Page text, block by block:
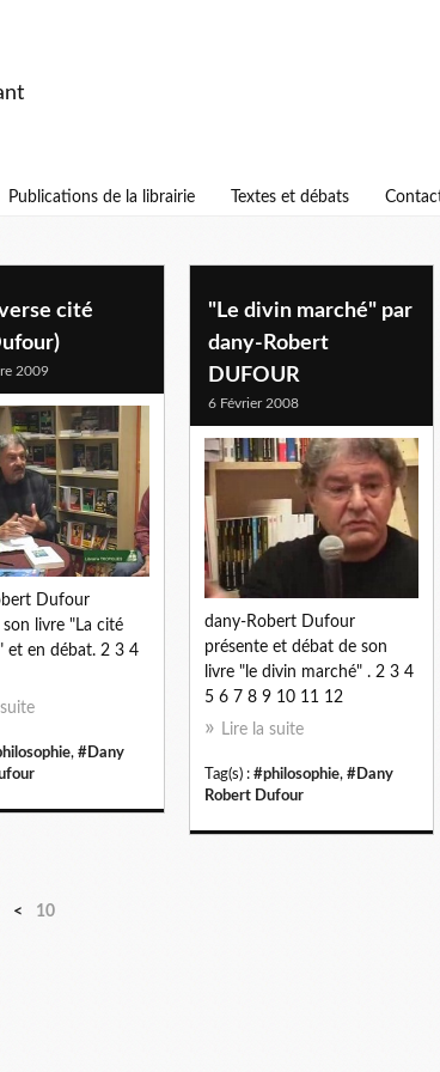
Publications de la librairie Textes et débats
cité
2009
Dufour
son livre "La cité
et en débat. 2 3 4
, #Dany
"Le divin marché" par
dany-Robert
DUFOUR
6 Février 2008
dany-Robert Dufour
présente et débat de son
livre "le divin marché" . 2 3 4
5 6 7 8 9 10 11 12
Lire la suite
Tag(s) : #philosophie, #Dany
Robert Dufour
< 10